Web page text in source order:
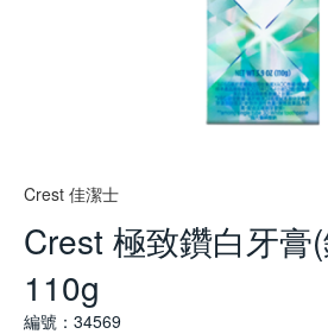
Crest 佳潔士
Crest 極致鑽白牙膏
110g
編號：34569